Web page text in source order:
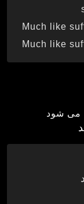
Much like
Much like
می شود